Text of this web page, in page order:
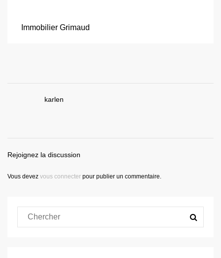
Immobilier Grimaud
karlen
Rejoignez la discussion
Vous devez vous connecter pour publier un commentaire.